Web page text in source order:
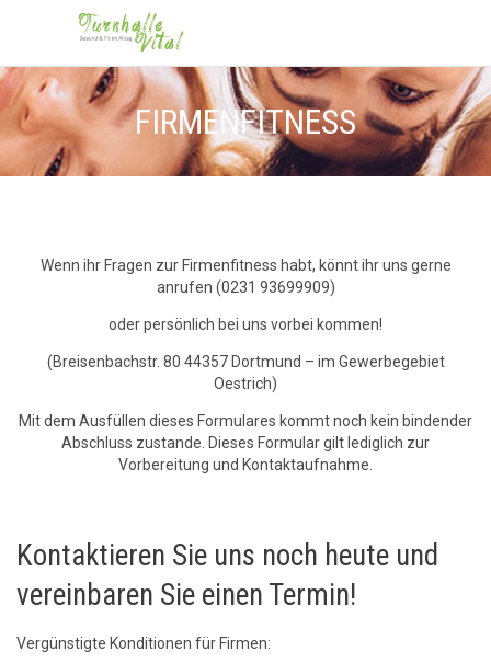
FIRMENFITNESS
Wenn ihr Fragen zur Firmenfitness habt, könnt ihr uns gerne
anrufen (0231 93699909)
oder persönlich bei uns vorbei kommen!
(Breisenbachstr. 80 44357 Dortmund – im Gewerbegebiet
Oestrich)
Mit dem Ausfüllen dieses Formulares kommt noch kein bindender
Abschluss zustande. Dieses Formular gilt lediglich zur
Vorbereitung und Kontaktaufnahme.
Kontaktieren Sie uns noch heute und
vereinbaren Sie einen Termin!
Vergünstigte Konditionen für Firmen: